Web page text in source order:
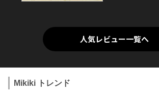
人気レビュー一覧へ
Mikiki トレンド